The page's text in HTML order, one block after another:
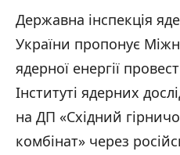
Державна інспекція
України пропонує
ядерної енергії
Інституті ядерних
на ДП «Східний
комбінат» через